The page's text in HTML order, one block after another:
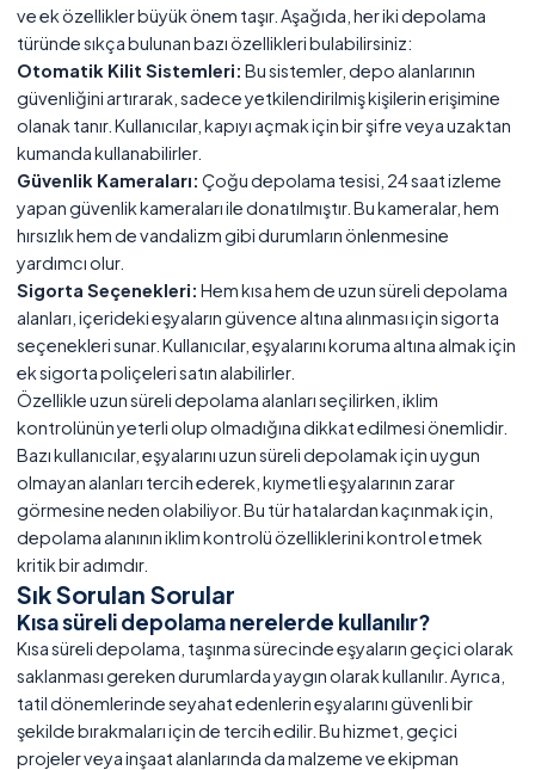
ve ek özellikler büyük önem taşır. Aşağıda, her iki depolama
türünde sıkça bulunan bazı özellikleri bulabilirsiniz:
Otomatik Kilit Sistemleri: Bu sistemler, depo alanlarının
güvenliğini artırarak, sadece yetkilendirilmiş kişilerin erişimine
olanak tanır. Kullanıcılar, kapıyı açmak için bir şifre veya uzaktan
kumanda kullanabilirler.
Güvenlik Kameraları: Çoğu depolama tesisi, 24 saat izleme
yapan güvenlik kameraları ile donatılmıştır. Bu kameralar, hem
hırsızlık hem de vandalizm gibi durumların önlenmesine
yardımcı olur.
Sigorta Seçenekleri: Hem kısa hem de uzun süreli depolama
alanları, içerideki eşyaların güvence altına alınması için sigorta
seçenekleri sunar. Kullanıcılar, eşyalarını koruma altına almak için
ek sigorta poliçeleri satın alabilirler.
Özellikle uzun süreli depolama alanları seçilirken, iklim
kontrolünün yeterli olup olmadığına dikkat edilmesi önemlidir.
Bazı kullanıcılar, eşyalarını uzun süreli depolamak için uygun
olmayan alanları tercih ederek, kıymetli eşyalarının zarar
görmesine neden olabiliyor. Bu tür hatalardan kaçınmak için,
depolama alanının iklim kontrolü özelliklerini kontrol etmek
kritik bir adımdır.
Sık Sorulan Sorular
Kısa süreli depolama nerelerde kullanılır?
Kısa süreli depolama, taşınma sürecinde eşyaların geçici olarak
saklanması gereken durumlarda yaygın olarak kullanılır. Ayrıca,
tatil dönemlerinde seyahat edenlerin eşyalarını güvenli bir
şekilde bırakmaları için de tercih edilir. Bu hizmet, geçici
projeler veya inşaat alanlarında da malzeme ve ekipman